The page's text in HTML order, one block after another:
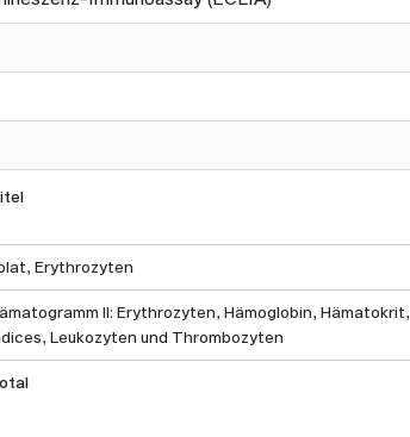
Erythrozyten
II: Erythrozyten, Hämoglobin, Hämatokrit,
Leukozyten und Thrombozyten